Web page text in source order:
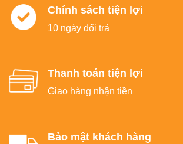
Chính sách tiện lợi
10 ngày đổi trả
Thanh toán tiện lợi
Giao hàng nhận tiền
Bảo mật khách hàng